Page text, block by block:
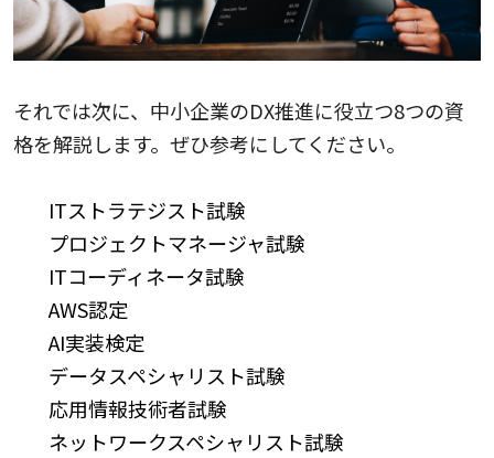
それでは次に、中小企業のDX推進に役立つ8つの資
格を解説します。ぜひ参考にしてください。
ITストラテジスト試験
プロジェクトマネージャ試験
ITコーディネータ試験
AWS認定
AI実装検定
データスペシャリスト試験
応用情報技術者試験
ネットワークスペシャリスト試験